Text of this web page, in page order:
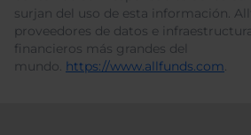
surjan del uso de esta información.
proveedores de datos e
financieros más grandes del
mundo. https://www.allfunds.com.